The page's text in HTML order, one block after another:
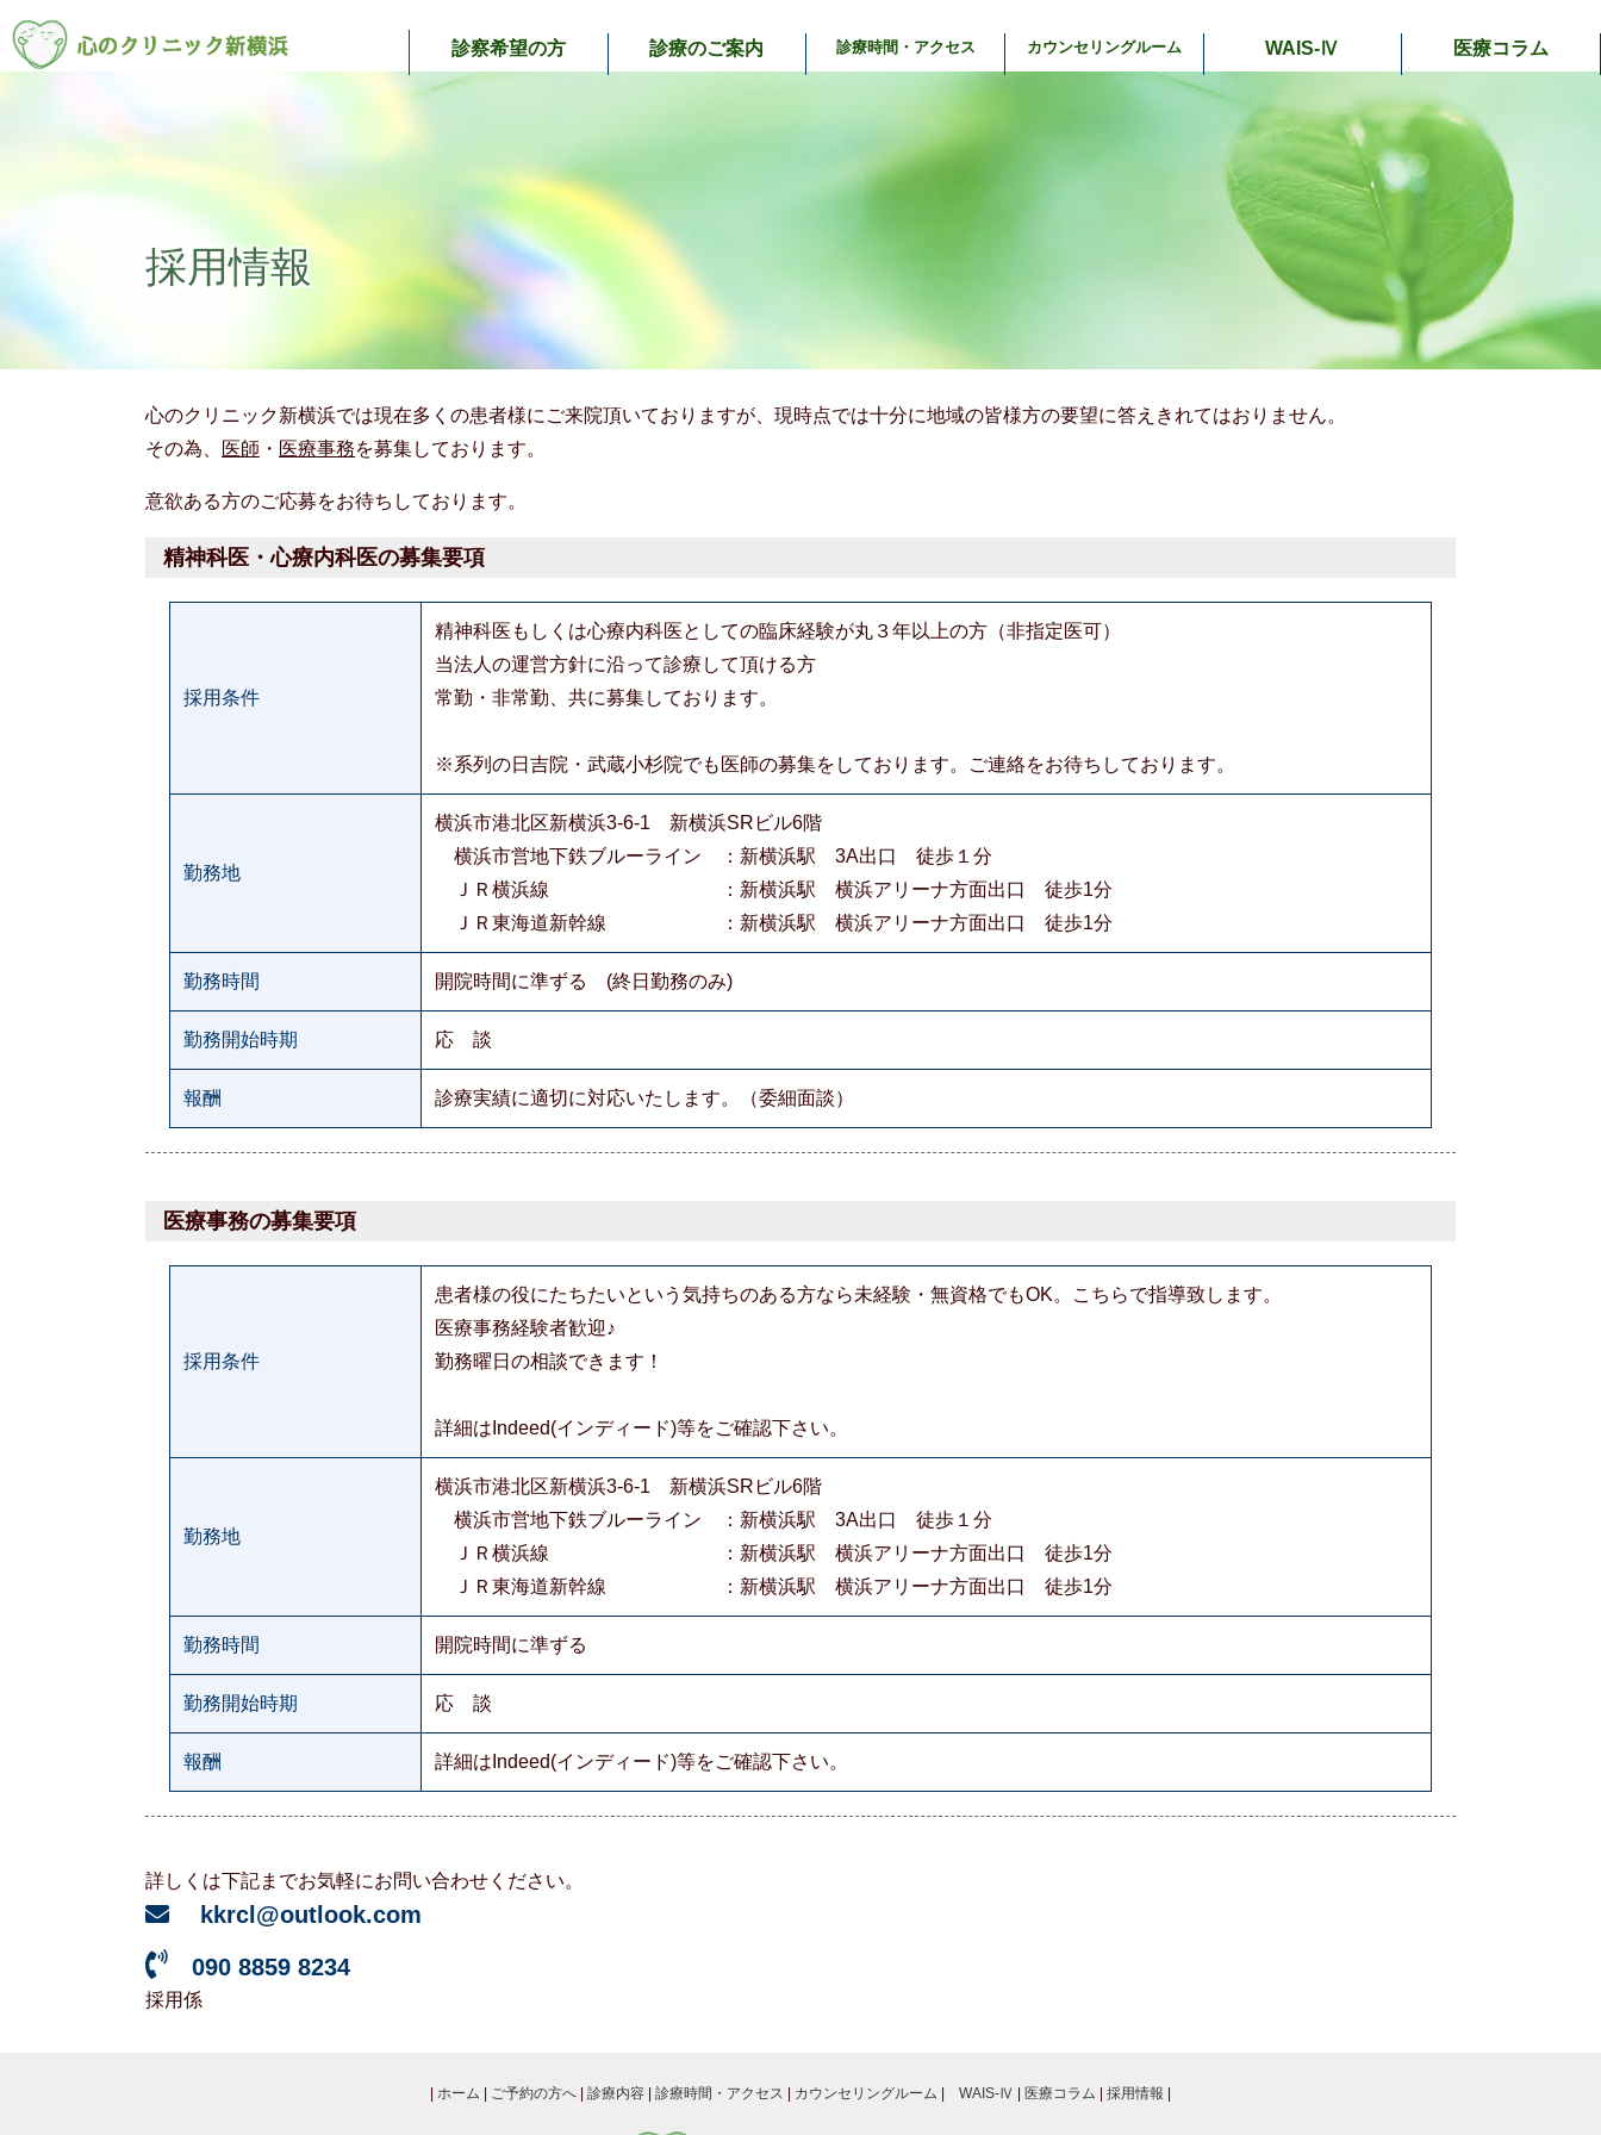
診察希望の方 診療のご案内 診療時間・アクセス カウンセリングルーム WAIS-Ⅳ 医療コラム
採用情報
心のクリニック新横浜では現在多くの患者様にご来院頂いておりますが、現時点では十分に地域の皆様方の要望に答えきれてはおりません。
その為、
医師 ・ 医療事務を募集しております。
意欲ある方のご応募をお待ちしております。
精神科医・心療内科医の募集要項
採用条件
精神科医もしくは心療内科医としての臨床経験が丸３年以上の方（非指定医可）
当法人の運営方針に沿って診療して頂ける方
常勤・非常勤、共に募集しております。
※系列の日吉院・武蔵小杉院でも医師の募集をしております。ご連絡をお待ちしております。
勤務地
横浜市港北区新横浜3-6-1 新横浜SRビル6階
横浜市営地下鉄ブルーライン ：新横浜駅 3A出口 徒歩１分
ＪＲ横浜線 ：新横浜駅 横浜アリーナ方面出口 徒歩1分
ＪＲ東海道新幹線 ：新横浜駅 横浜アリーナ方面出口 徒歩1分
勤務時間 開院時間に準ずる (終日勤務のみ)
勤務開始時期 応 談
報酬 診療実績に適切に対応いたします。（委細面談）
医療事務の募集要項
採用条件
患者様の役にたちたいという気持ちのある方なら未経験・無資格でもOK。こちらで指導致します。
医療事務経験者歓迎♪
勤務曜日の相談できます！
詳細はIndeed(インディード)等をご確認下さい。
勤務地
横浜市港北区新横浜3-6-1 新横浜SRビル6階
横浜市営地下鉄ブルーライン ：新横浜駅 3A出口 徒歩１分
ＪＲ横浜線 ：新横浜駅 横浜アリーナ方面出口 徒歩1分
ＪＲ東海道新幹線 ：新横浜駅 横浜アリーナ方面出口 徒歩1分
勤務時間 開院時間に準ずる
勤務開始時期 応 談
報酬 詳細はIndeed(インディード)等をご確認下さい。
詳しくは下記までお気軽にお問い合わせください。
kkrcl@outlook.com
090 8859 8234
採用係
ホーム ご予約の方へ 診療内容 診療時間・アクセス カウンセリングルーム WAIS-Ⅳ 医療コラム 採用情報